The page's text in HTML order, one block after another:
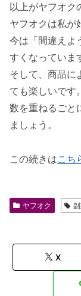
以上がヤフオク
ヤフオクは私が
今は「間違えよ
すくなっていま
そして、商品に
ても楽しいです。
数を重ねるごと
ましょう。
この続きはこち
ヤフオク
X